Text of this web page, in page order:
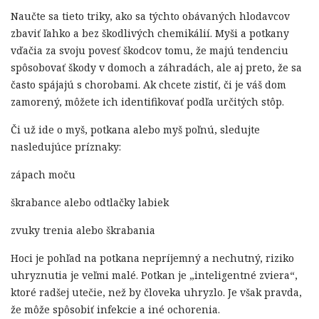
Naučte sa tieto triky, ako sa týchto obávaných hlodavcov
zbaviť ľahko a bez škodlivých chemikálií. Myši a potkany
vďačia za svoju povesť škodcov tomu, že majú tendenciu
spôsobovať škody v domoch a záhradách, ale aj preto, že sa
často spájajú s chorobami. Ak chcete zistiť, či je váš dom
zamorený, môžete ich identifikovať podľa určitých stôp.
Či už ide o myš, potkana alebo myš poľnú, sledujte
nasledujúce príznaky:
zápach moču
škrabance alebo odtlačky labiek
zvuky trenia alebo škrabania
Hoci je pohľad na potkana nepríjemný a nechutný, riziko
uhryznutia je veľmi malé. Potkan je „inteligentné zviera“,
ktoré radšej utečie, než by človeka uhryzlo. Je však pravda,
že môže spôsobiť infekcie a iné ochorenia.